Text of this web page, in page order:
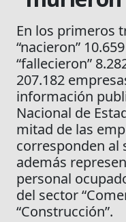
En los primeros
“nacieron”
“fallecieron”
207.182
información
Nacional de
mitad de las
corresponden al
además
personal
del sector
“Construcción”.